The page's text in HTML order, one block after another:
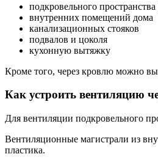
подкровельного
внутренних помещений дома
канализационных стояков
подвалов и цоколя
кухонную вытяжку
Кроме того, через кровлю можно
Как устроить вентиляцию
Для вентиляции подкровельного
Вентиляционные магистрали из
пластика.